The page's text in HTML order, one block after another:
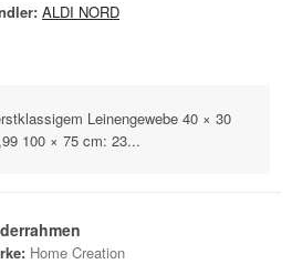
ALDI NORD
Leinengewebe 40 × 30
100 × 75 cm: 23...
Home Creation